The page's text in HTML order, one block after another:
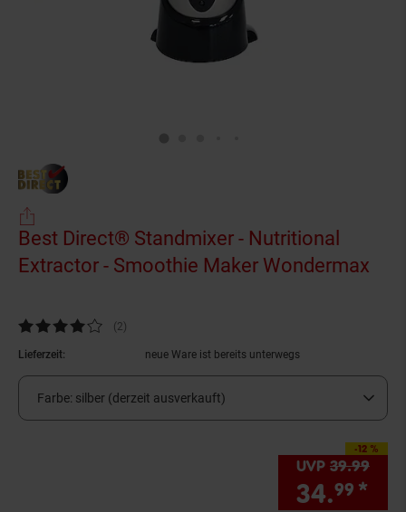
Best Direct® Standmixer - Nutritional
Extractor - Smoothie Maker Wondermax
Kundenbewertung: 4 von 5 Sternen
(2Kundenbewertungen
)
Lieferzeit: neue Ware ist bereits unterwegs
Farbe: silber (derzeit ausverkauft)
-12 %
Sie Sparen 12
UVP 39.99
34.99 *